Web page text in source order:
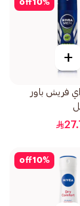
10%
off
+
فريش باور
10%
off